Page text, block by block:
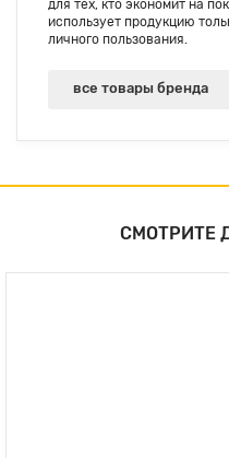
для тех, кто экономит на
использует продукцию
личного пользования.
все товары бренда
СМОТРИТЕ